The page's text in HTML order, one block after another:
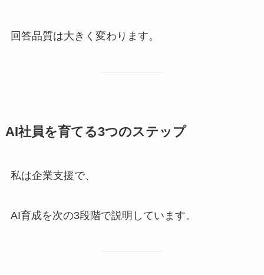
回答品質は大きく変わります。
AI社員を育てる3つのステップ
私は企業支援で、
AI育成を次の3段階で説明しています。